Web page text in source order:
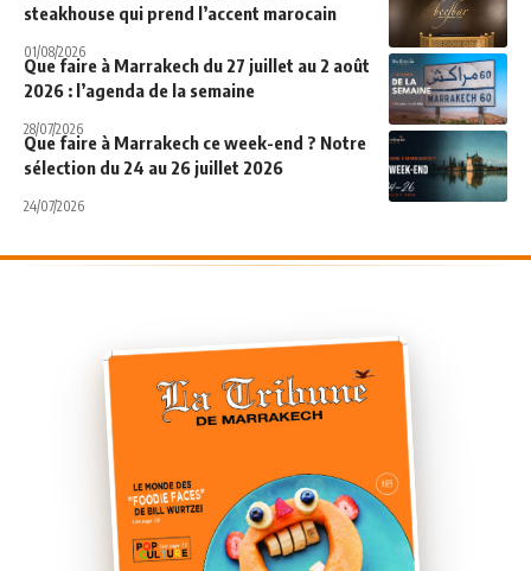
steakhouse qui prend l’accent marocain
01/08/2026
Que faire à Marrakech du 27 juillet au 2 août
2026 : l’agenda de la semaine
28/07/2026
Que faire à Marrakech ce week-end ? Notre
sélection du 24 au 26 juillet 2026
24/07/2026